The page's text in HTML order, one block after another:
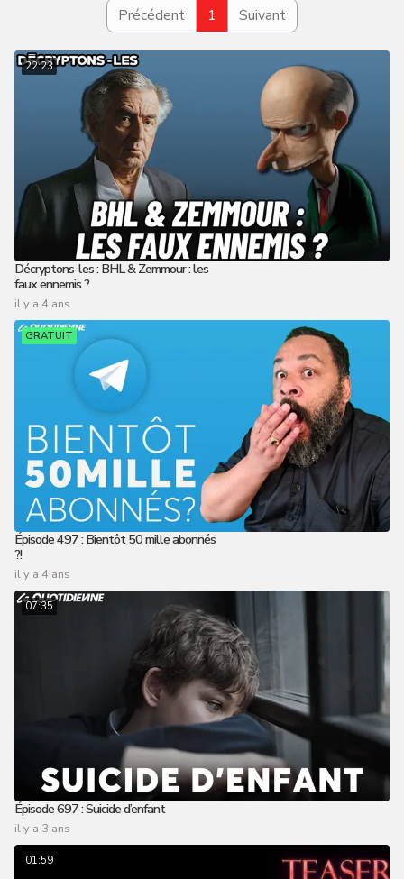
Précédent 1 Suivant
22:23
Décryptons-les : BHL & Zemmour : les
faux ennemis ?
il y a 4 ans
GRATUIT
Épisode 497 : Bientôt 50 mille abonnés
?!
il y a 4 ans
07:35
Épisode 697 : Suicide d’enfant
il y a 3 ans
01:59